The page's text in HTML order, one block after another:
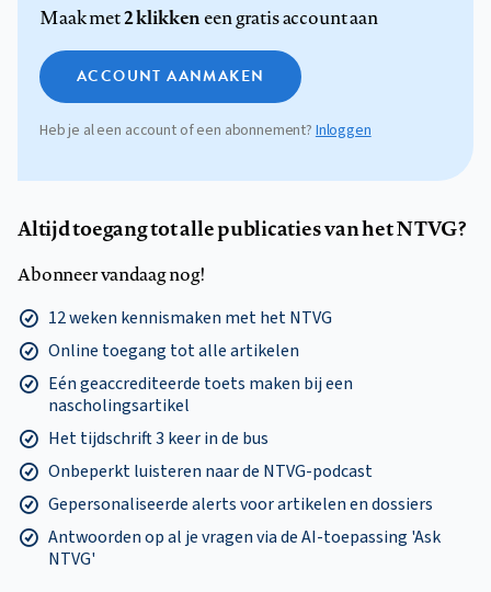
Maak met2 klikkeneen gratis account aan
ACCOUNT AANMAKEN
Heb je al een account of een abonnement? Inloggen
Altijd toegang tot alle publicaties van het NTVG?
Abonneer vandaag nog!
12 weken kennismaken met het NTVG
Online toegang tot alle artikelen
Eén geaccrediteerde toets maken bij een
nascholingsartikel
Het tijdschrift 3 keer in de bus
Onbeperkt luisteren naar de NTVG-podcast
Gepersonaliseerde alerts voor artikelen en dossiers
Antwoorden op al je vragen via de AI-toepassing 'Ask
NTVG'